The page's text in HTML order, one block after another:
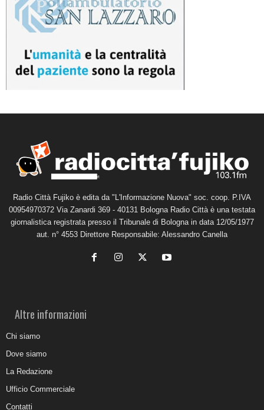
Radio Città Fujiko è edita da "L'Informazione Nuova" soc. coop. P.IVA
00954970372 Via Zanardi 369 - 40131 Bologna Radio Città è una testata
giornalistica registrata presso il Tribunale di Bologna in data 12/05/1977
aut. n° 4553 Direttore Responsabile: Alessandro Canella
Altre informazioni
Chi siamo
Dove siamo
La Redazione
Ufficio Commerciale
Contatti